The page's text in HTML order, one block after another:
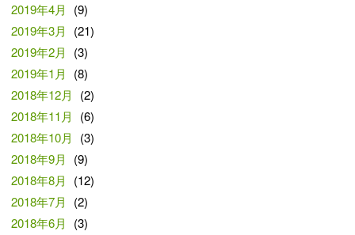
2019年4月
(9)
2019年3月
(21)
2019年2月
(3)
2019年1月
(8)
2018年12月
(2)
2018年11月
(6)
2018年10月
(3)
2018年9月
(9)
2018年8月
(12)
2018年7月
(2)
2018年6月
(3)